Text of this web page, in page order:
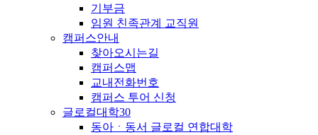
기부금
임원 친족관계 교직원
캠퍼스안내
찾아오시는길
캠퍼스맵
교내전화번호
캠퍼스 투어 신청
글로컬대학30
동아ㆍ동서 글로컬 연합대학